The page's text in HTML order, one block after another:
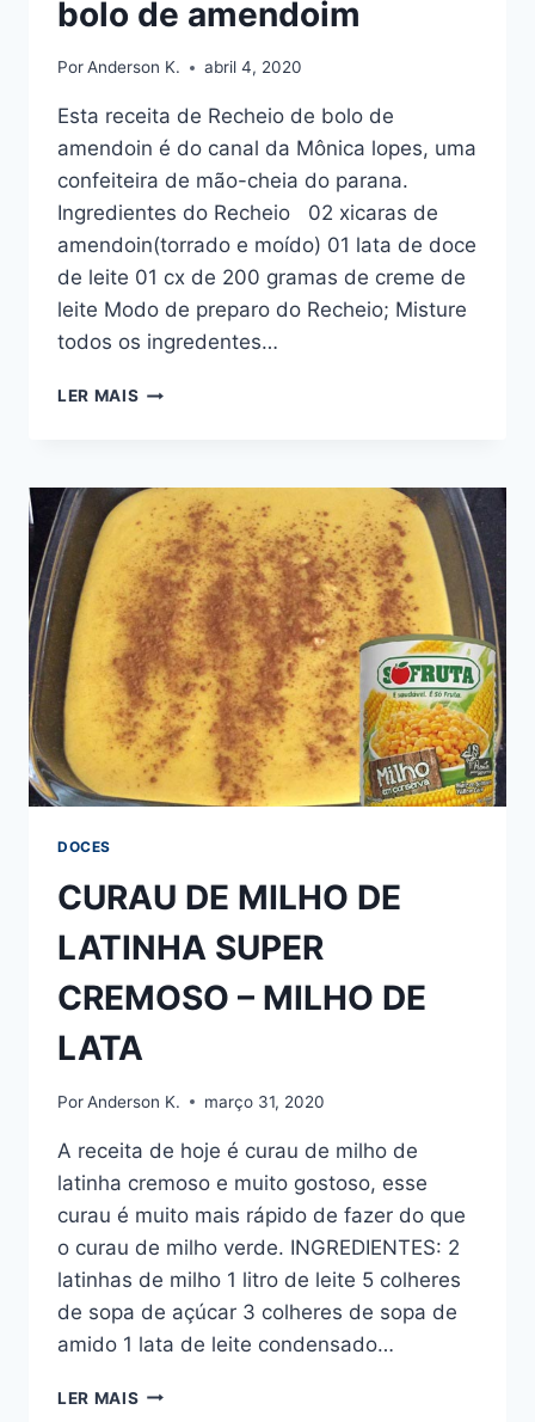
bolo de amendoim
PorAnderson K. abril 4, 2020
Esta receita de Recheio de bolo de
amendoin é do canal da Mônica lopes, uma
confeiteira de mão-cheia do parana.
Ingredientes do Recheio 02 xicaras de
amendoin(torrado e moído) 01 lata de doce
de leite 01 cx de 200 gramas de creme de
leite Modo de preparo do Recheio; Misture
todos os ingredentes…
LER MAIS COMO
BOLO
DE
AMENDOIM
DOCES
CURAU DE MILHO DE
LATINHA SUPER
CREMOSO – MILHO DE
LATA
PorAnderson K. março 31, 2020
A receita de hoje é curau de milho de
latinha cremoso e muito gostoso, esse
curau é muito mais rápido de fazer do que
o curau de milho verde. INGREDIENTES: 2
latinhas de milho 1 litro de leite 5 colheres
de sopa de açúcar 3 colheres de sopa de
amido 1 lata de leite condensado…
LER MAIS CURAU